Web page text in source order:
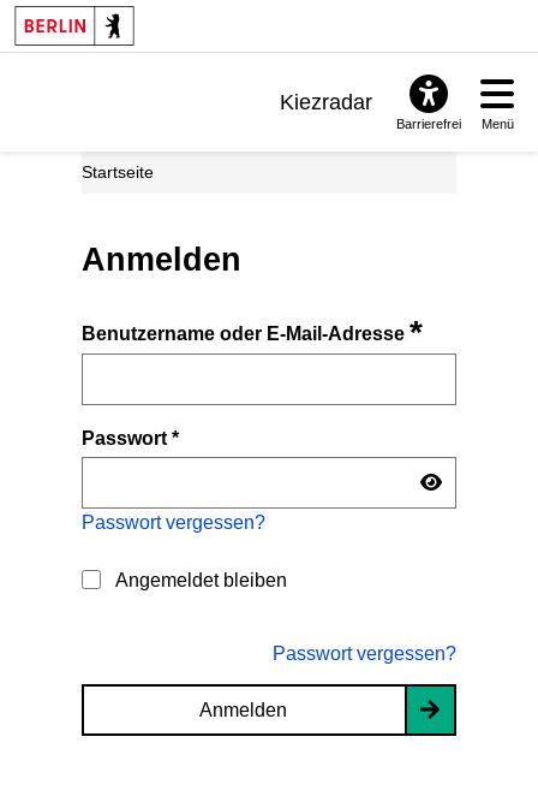
Kiezradar
Barrierefrei Menü
Startseite
Anmelden
Benutzername oder E-Mail-Adresse*
Passwort*
Passwort vergessen?
Angemeldet bleiben
Passwort vergessen?
Anmelden